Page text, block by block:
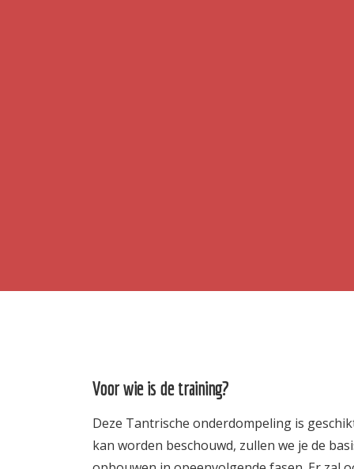
Voor wie is de training?
Deze Tantrische onderdompeling is
kan worden beschouwd, zullen we je de